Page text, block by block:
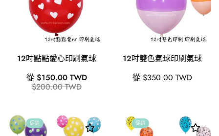
12吋點點愛心印刷氣球
銷
售
從 $150.00 TWD
原
價
$200.00 TWD
12吋雙色氣球印刷氣球
原
從 $350.00 TWD
促銷 促銷